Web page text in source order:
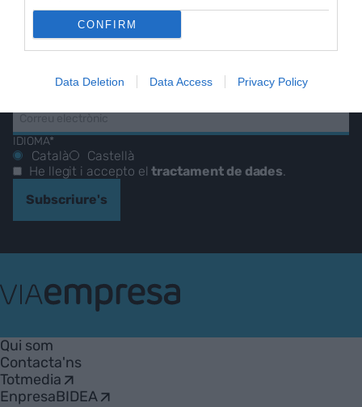
CONFIRM
Data Deletion Data Access Privacy Policy
Les nostres millors
històries, reportatges i
entrevistes.
IDIOMA*
Català
Castellà
He llegit i accepto eltractament de dades.
Subscriure's
Empresa
Qui som
Contacta'ns
Totmedia
EnpresaBIDEA